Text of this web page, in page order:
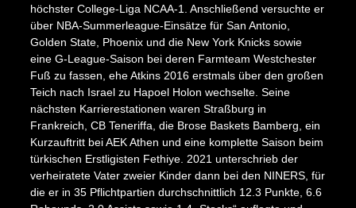
höchster College-Liga NCAA-1. Anschließend versuchte er
über NBA-Summerleague-Einsätze für San Antonio,
Golden State, Phoenix und die New York Knicks sowie
eine G-League-Saison bei deren Farmteam Westchester
Fuß zu fassen, ehe Atkins 2016 erstmals über den großen
Teich nach Israel zu Hapoel Holon wechselte. Seine
nächsten Karrierestationen waren Straßburg in
Frankreich, CB Teneriffa, die Brose Baskets Bamberg, ein
Kurzauftritt bei AEK Athen und eine komplette Saison beim
türkischen Erstligisten Fethiye. 2021 unterschrieb der
verheiratete Vater zweier Kinder dann bei den NINERS, für
die er in 35 Pflichtpartien durchschnittlich 12.3 Punkte, 6.6